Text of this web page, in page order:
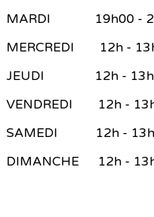
MARDI 19h00 -
MERCREDI 12h -
JEUDI 12h - 13h30
VENDREDI 12h -
SAMEDI 12h -
DIMANCHE 12h -